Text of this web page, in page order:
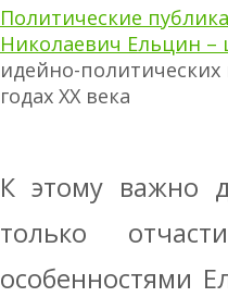
Политические
Николаевич Ельцин –
идейно-политических
годах XX века
К этому важно
только
особенностями